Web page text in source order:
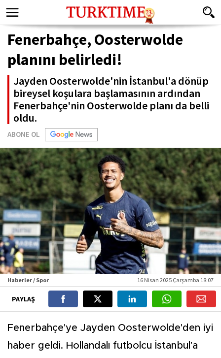
Fenerbahçe, Oosterwolde
planını belirledi!
Jayden Oosterwolde'nin İstanbul'a dönüp
bireysel koşulara başlamasının ardından
Fenerbahçe'nin Oosterwolde planı da belli
oldu.
ABONE OL
Haberler / Spor 16 Nisan 2025 Çarşamba 18:07
PAYLAŞ
Fenerbahçe'ye Jayden Oosterwolde'den iyi
haber geldi. Hollandalı futbolcu İstanbul'a